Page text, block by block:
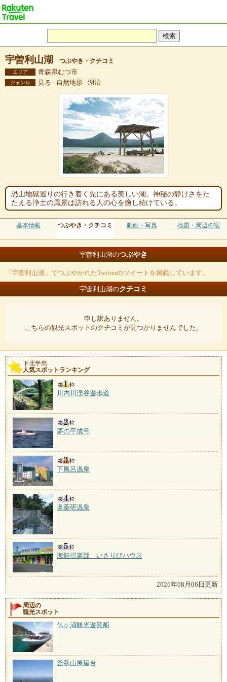
宇曽利山湖 つぶやき・クチコミ
エリア 青森県むつ市
ジャンル 見る - 自然地形 - 湖沼
恐山地獄巡りの行き着く先にある美しい湖。神秘の静けさをた
たえる浄土の風景は訪れる人の心を癒し続けている。
基本情報 つぶやき・クチコミ 動画・写真 地図・周辺の宿
宇曽利山湖のつぶやき
「宇曽利山湖」でつぶやかれたTwitterのツイートを掲載しています。
宇曽利山湖のクチコミ
申し訳ありません。
こちらの観光スポットのクチコミが見つかりませんでした。
下北半島
人気スポットランキング
川内川渓谷遊歩道
夢の平成号
下風呂温泉
奥薬研温泉
海鮮倶楽部 いさりびハウス
2026年08月06日更新
周辺の
観光スポット
仏ヶ浦観光遊覧船
釜臥山展望台